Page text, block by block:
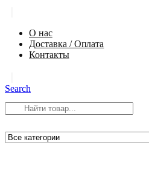
О нас
Доставка / Оплата
Контакты
Search